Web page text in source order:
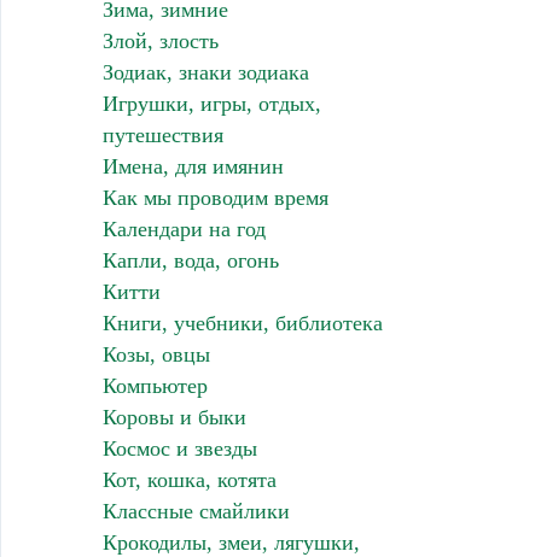
Зима, зимние
Злой, злость
Зодиак, знаки зодиака
Игрушки, игры, отдых,
путешествия
Имена, для имянин
Как мы проводим время
Календари на год
Капли, вода, огонь
Китти
Книги, учебники, библиотека
Козы, овцы
Компьютер
Коровы и быки
Космос и звезды
Кот, кошка, котята
Классные смайлики
Крокодилы, змеи, лягушки,